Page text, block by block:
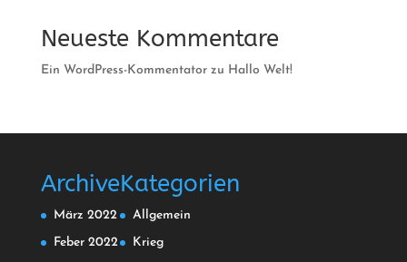
Neueste Kommentare
Ein WordPress-Kommentatorzu Hallo Welt!
Archive
März 2022
Feber 2022
Kategorien
Allgemein
Krieg